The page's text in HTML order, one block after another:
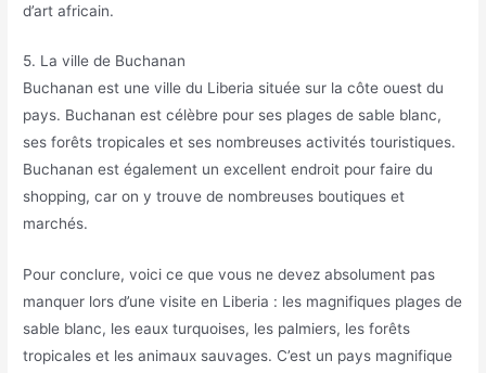
d’art africain.
5. La ville de Buchanan
Buchanan est une ville du Liberia située sur la côte ouest du
pays. Buchanan est célèbre pour ses plages de sable blanc,
ses forêts tropicales et ses nombreuses activités touristiques.
Buchanan est également un excellent endroit pour faire du
shopping, car on y trouve de nombreuses boutiques et
marchés.
Pour conclure, voici ce que vous ne devez absolument pas
manquer lors d’une visite en Liberia : les magnifiques plages de
sable blanc, les eaux turquoises, les palmiers, les forêts
tropicales et les animaux sauvages. C’est un pays magnifique